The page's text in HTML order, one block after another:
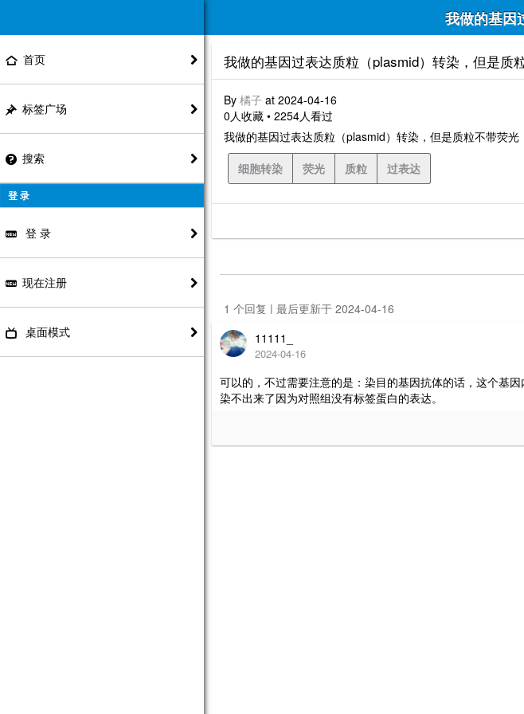
我做的基因
我做的基因过表达质粒（plasmid）转染，但是质
By 橘子 at 2024-04-16
0人收藏 • 2254人看过
我做的基因过表达质粒（plasmid）转染，但是质粒不带荧
细胞转染
荧光 质粒 过表达
1 个回复 | 最后更新于 2024-04-16
11111_
2024-04-16
可以的，不过需要注意的是：染目的基因抗体的话，这个基
染不出来了因为对照组没有标签蛋白的表达。
首页
标签广场
搜索
登 录
登 录
现在注册
桌面模式